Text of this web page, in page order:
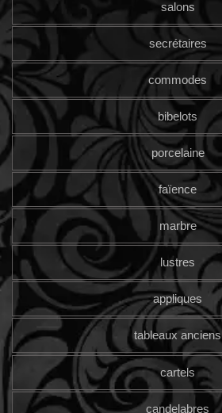
salons
secrétaires
commodes
bibelots
porcelaine
faïence
marbre
lustres
appliques
tableaux anciens
cartels
candelabres